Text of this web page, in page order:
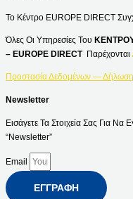
Το Κέντρο EUROPE DIRECT
Όλες Οι Υπηρεσίες Του
– EUROPE DIRECT Παρέχονται
Προστασία Δεδομένων —
Newsletter
Εισάγετε Τα Στοιχεία Σας Για Να
“Newsletter”
Email
ΕΓΓΡΑΦΉ